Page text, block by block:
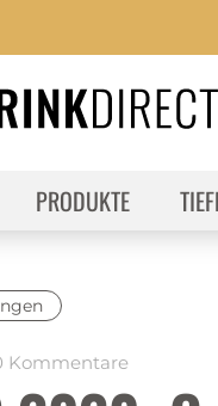
PRODUKTE
Kommentare